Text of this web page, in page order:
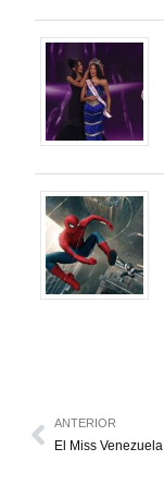
ANTERIOR